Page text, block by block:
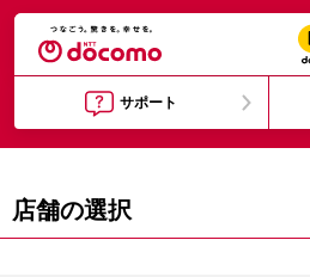
サポート
店舗の選択